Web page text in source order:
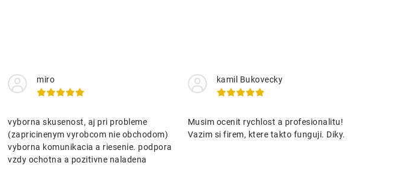
miro
vyborna skusenost, aj pri probleme
(zapricinenym vyrobcom nie obchodom)
vyborna komunikacia a riesenie. podpora
vzdy ochotna a pozitivne naladena
kamil Bukovecky
Musim ocenit rychlost a profesionalitu!
Vazim si firem, ktere takto funguji. Diky.